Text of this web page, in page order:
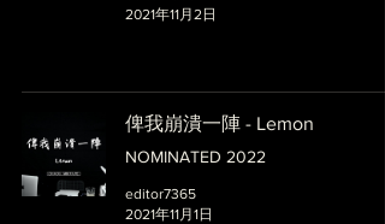
2021年11月2日
俾我崩潰一陣 - Lemon
NOMINATED 2022
editor7365
2021年11月1日